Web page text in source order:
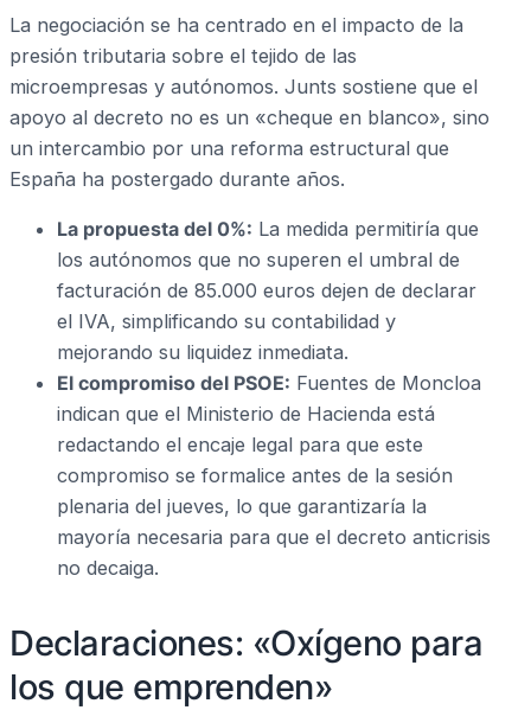
La negociación se ha centrado en el impacto de la
presión tributaria sobre el tejido de las
microempresas y autónomos. Junts sostiene que el
apoyo al decreto no es un «cheque en blanco», sino
un intercambio por una reforma estructural que
España ha postergado durante años.
La propuesta del 0%: La medida permitiría que
los autónomos que no superen el umbral de
facturación de 85.000 euros dejen de declarar
el IVA, simplificando su contabilidad y
mejorando su liquidez inmediata.
El compromiso del PSOE: Fuentes de Moncloa
indican que el Ministerio de Hacienda está
redactando el encaje legal para que este
compromiso se formalice antes de la sesión
plenaria del jueves, lo que garantizaría la
mayoría necesaria para que el decreto anticrisis
no decaiga.
Declaraciones: «Oxígeno para
los que emprenden»